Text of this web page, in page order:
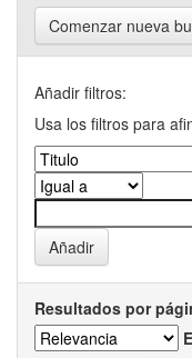
Comenzar nueva
Añadir filtros:
Usa los filtros para
Resultados por